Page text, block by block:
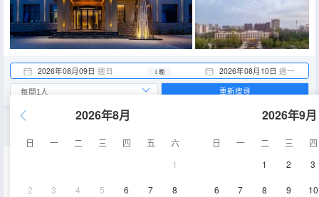
2026年08月09日 週日 2026年08月10日 週一
1 晚
2026年8月
日 一 二 三 四 五
六
1
2 3 4 5 6 7 8
2026年9月
日 一 二 三
四
1
2 3
6 7 8 9 10
重新搜尋
40-50㎡ 淋浴